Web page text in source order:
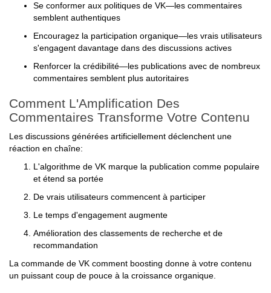
Se conformer aux politiques de VK—les commentaires
semblent authentiques
Encouragez la participation organique—les vrais utilisateurs
s'engagent davantage dans des discussions actives
Renforcer la crédibilité—les publications avec de nombreux
commentaires semblent plus autoritaires
Comment L'Amplification Des
Commentaires Transforme Votre Contenu
Les discussions générées artificiellement déclenchent une
réaction en chaîne:
L'algorithme de VK marque la publication comme populaire
et étend sa portée
De vrais utilisateurs commencent à participer
Le temps d'engagement augmente
Amélioration des classements de recherche et de
recommandation
La commande de VK comment boosting donne à votre contenu
un puissant coup de pouce à la croissance organique.